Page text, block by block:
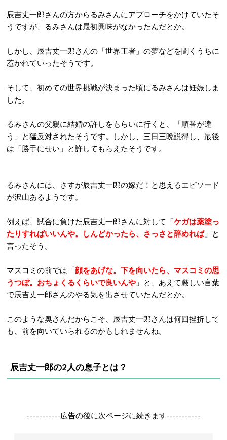
辰吉丈一郎さんの方からるみさんにアプローチをかけていたそ
うですが、るみさんは最初興味がなかったんだとか。
しかし、辰吉丈一郎さんの「世界王者」の夢などを聞くうちに
惹かれていったそうです。
そして、初めての世界挑戦が決まった頃にるみさんは妊娠しま
した。
るみさんの父親に結婚の許しをもらいに行くと、「順番が違
う」と猛反対されたそうです。しかし、三日三晩説得し、最後
は「勝手にせい」と許してもらえたそうです。
るみさんには、さすが辰吉丈一郎の嫁だ！と思えるエピソード
が沢山あるようです。
例えば、試合に負けた辰吉丈一郎さんに対して「ケガは薬塗っ
たりすればいいんや。しんどかったら、さっさと辞めれば」と
言ったそう。
マスコミの前では「顔をあげな。下を向いたら、マスコミの思
うつぼ。おちょくるくらいで良いんや 」と、あえて厳しい言葉
で辰吉丈一郎さんのやる気を出させていたんだとか。
このような奥さんだからこそ、辰吉丈一郎さんは何回挫折して
も、前を向いていられるのかもしれませんね。
辰吉丈一郎の2人の息子とは？
-----------広告の後に次ページに続きます-----------